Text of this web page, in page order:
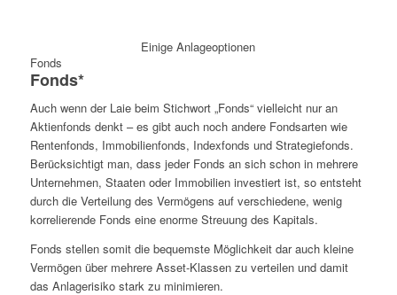
Einige Anlageoptionen
Fonds
Fonds*
Auch wenn der Laie beim Stichwort „Fonds“ vielleicht nur an
Aktienfonds denkt – es gibt auch noch andere Fondsarten wie
Rentenfonds, Immobilienfonds, Indexfonds und Strategiefonds.
Berücksichtigt man, dass jeder Fonds an sich schon in mehrere
Unternehmen, Staaten oder Immobilien investiert ist, so entsteht
durch die Verteilung des Vermögens auf verschiedene, wenig
korrelierende Fonds eine enorme Streuung des Kapitals.
Fonds stellen somit die bequemste Möglichkeit dar auch kleine
Vermögen über mehrere Asset-Klassen zu verteilen und damit
das Anlagerisiko stark zu minimieren.